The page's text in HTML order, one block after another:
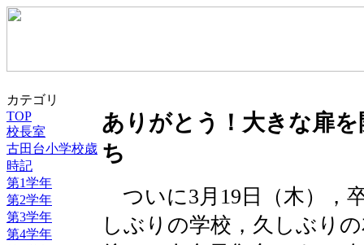
カテゴリ
TOP
校長室
古田台小学校歳
時記
第1学年
第2学年
第3学年
第4学年
ありがとう！大きな扉
ち
ついに3月19日（木），
しぶりの学校，久しぶり